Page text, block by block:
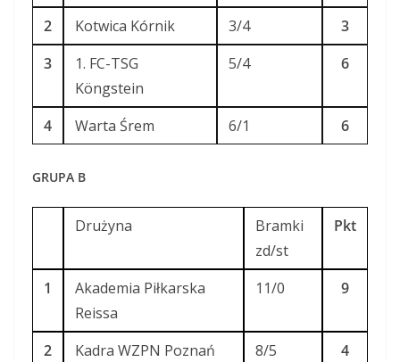
2
Kotwica Kórnik 3/4
3
3
1. FC-TSG
Köngstein
5/4 6
4 Warta Śrem 6/1 6
GRUPA B
Drużyna
Bramki
zd/st
Pkt
1
Akademia Piłkarska
Reissa
11/0 9
2 Kadra WZPN Poznań 8/5
4